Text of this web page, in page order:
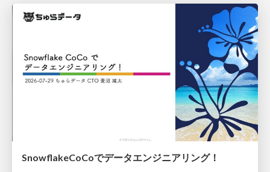
SnowflakeCoCoでデータエンジニアリング！